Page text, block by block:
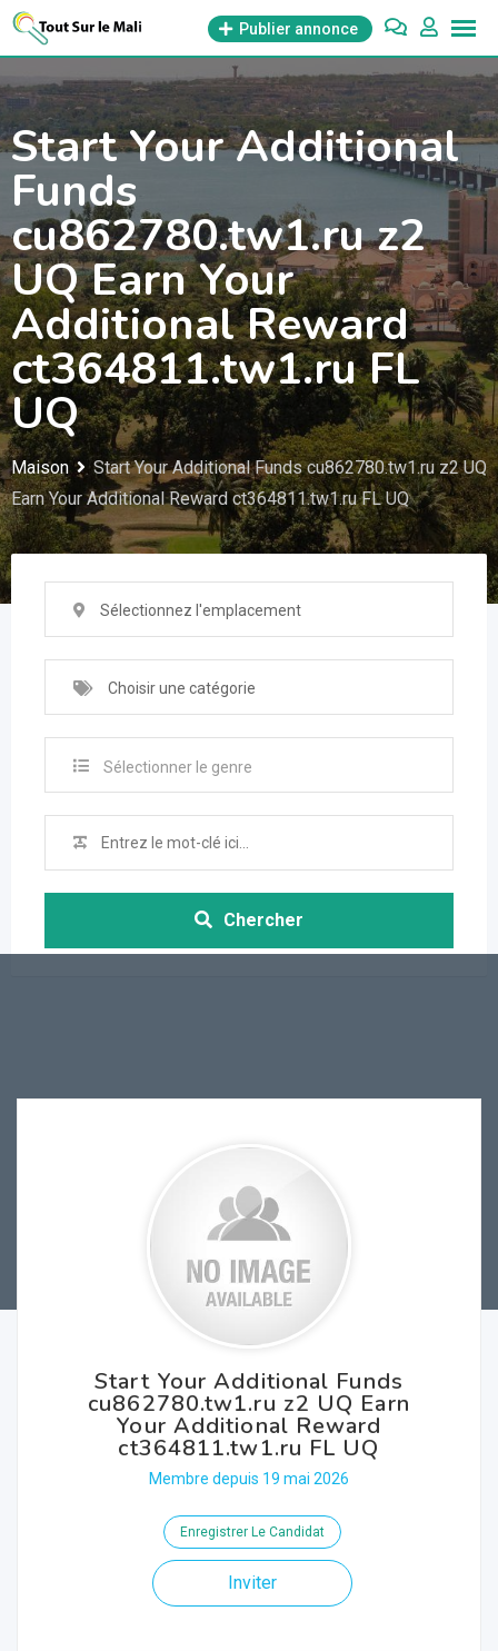
Aller
Publier annonce
Start Your Additional
Funds
cu862780.tw1.ru z2
UQ Earn Your
Additional Reward
ct364811.tw1.ru FL
UQ
Maison
Start Your Additional Funds cu862780.tw1.ru z2 UQ
Earn Your Additional Reward ct364811.tw1.ru FL UQ
Sélectionnez l'emplacement
Choisir une catégorie
Sélectionner le genre
Chercher
Start Your Additional Funds
cu862780.tw1.ru z2 UQ Earn
Your Additional Reward
ct364811.tw1.ru FL UQ
Membre depuis 19 mai 2026
Enregistrer Le Candidat
Inviter